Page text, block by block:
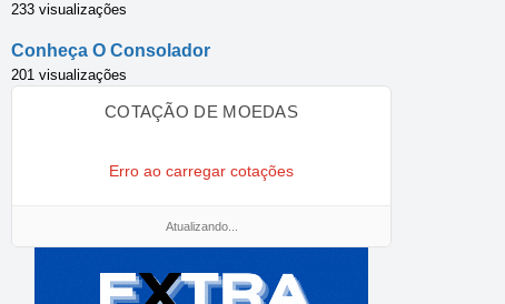
233 visualizações
Conheça O Consolador
201 visualizações
COTAÇÃO DE MOEDAS
Erro ao carregar cotações
Atualizando...